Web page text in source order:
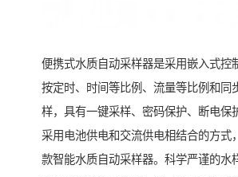
便携式水质自动采样器是采用嵌入式控
按定时、时间等比例、流量等比例和同
样，具有一键采样、密码保护、断电保
采用电池供电和交流供电相结合的方式
款智能水质自动采样器。科学严谨的水